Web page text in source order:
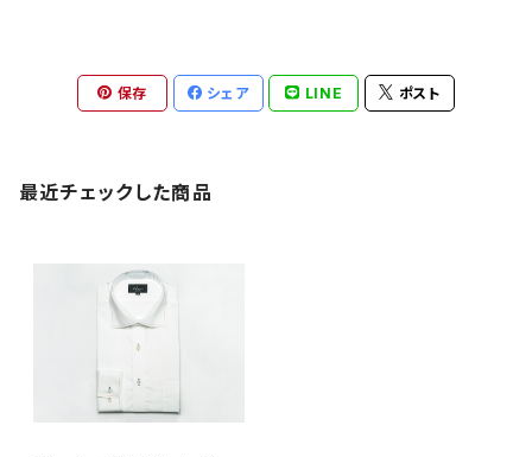
保存 シェア LINE ポスト
最近チェックした商品